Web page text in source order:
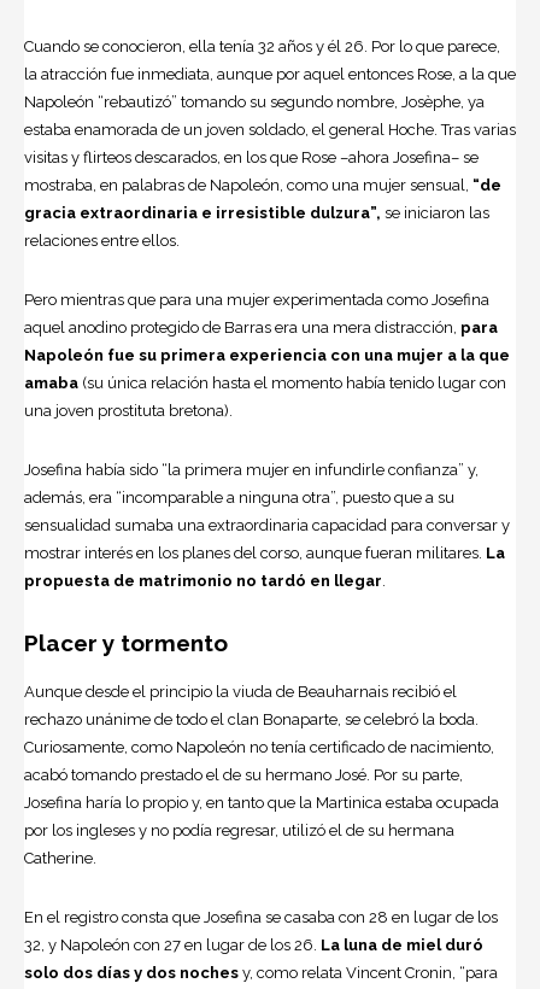
Cuando se conocieron, ella tenía 32 años y él 26. Por lo que parece,
la atracción fue inmediata, aunque por aquel entonces Rose, a la que
Napoleón “rebautizó” tomando su segundo nombre, Josèphe, ya
estaba enamorada de un joven soldado, el general Hoche. Tras varias
visitas y flirteos descarados, en los que Rose –ahora Josefina– se
mostraba, en palabras de Napoleón, como una mujer sensual, “de
gracia extraordinaria e irresistible dulzura”, se iniciaron las
relaciones entre ellos.
Pero mientras que para una mujer experimentada como Josefina
aquel anodino protegido de Barras era una mera distracción, para
Napoleón fue su primera experiencia con una mujer a la que
amaba (su única relación hasta el momento había tenido lugar con
una joven prostituta bretona).
Josefina había sido “la primera mujer en infundirle confianza” y,
además, era “incomparable a ninguna otra”, puesto que a su
sensualidad sumaba una extraordinaria capacidad para conversar y
mostrar interés en los planes del corso, aunque fueran militares. La
propuesta de matrimonio no tardó en llegar.
Placer y tormento
Aunque desde el principio la viuda de Beauharnais recibió el
rechazo unánime de todo el clan Bonaparte, se celebró la boda.
Curiosamente, como Napoleón no tenía certificado de nacimiento,
acabó tomando prestado el de su hermano José. Por su parte,
Josefina haría lo propio y, en tanto que la Martinica estaba ocupada
por los ingleses y no podía regresar, utilizó el de su hermana
Catherine.
En el registro consta que Josefina se casaba con 28 en lugar de los
32, y Napoleón con 27 en lugar de los 26. La luna de miel duró
solo dos días y dos noches y, como relata Vincent Cronin, “para